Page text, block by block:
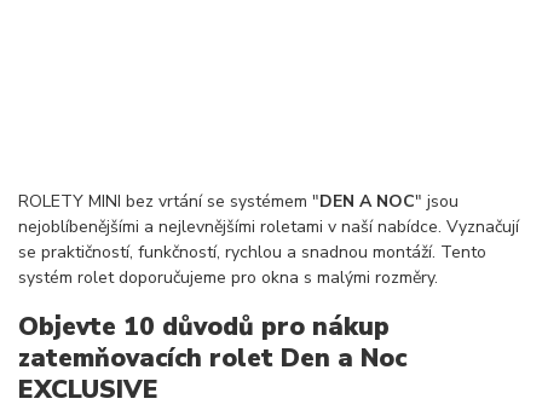
ROLETY MINI bez vrtání se systémem "DEN A NOC" jsou
nejoblíbenějšími a nejlevnějšími roletami v naší nabídce. Vyznačují
se praktičností, funkčností, rychlou a snadnou montáží. Tento
systém rolet doporučujeme pro okna s malými rozměry.
Objevte 10 důvodů pro nákup
zatemňovacích rolet Den a Noc
EXCLUSIVE